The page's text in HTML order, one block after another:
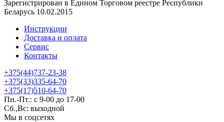
Зарегистрирован в Едином Торговом реестре Республики
Беларусь 10.02.2015
Инструкции
Доставка и оплата
Сервис
Контакты
+375(44)737-23-38
+375(33)335-64-70
+375(17)510-64-70
Пн.-Пт.: с 9-00 до 17-00
Сб.,Вс: выходной
Мы в соцсетях